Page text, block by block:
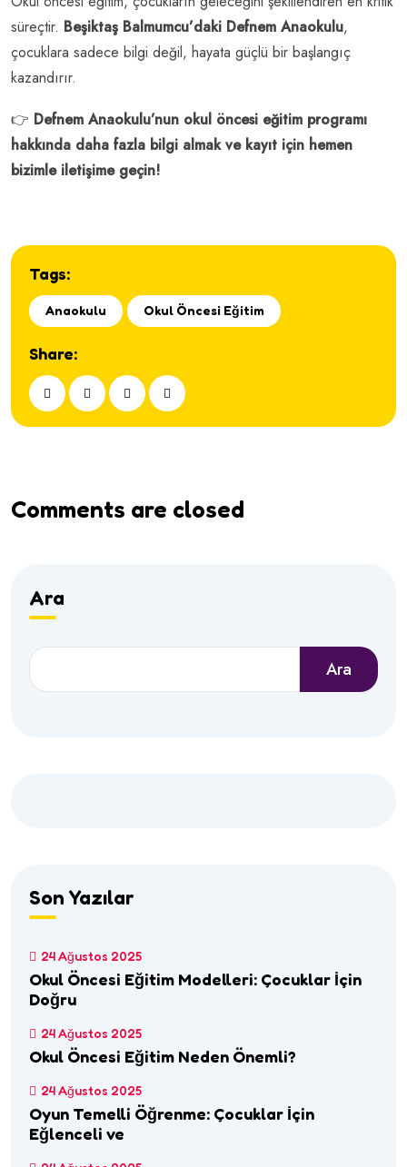
süreçtir. Beşiktaş Balmumcu’daki Defnem Anaokulu,
çocuklara sadece bilgi değil, hayata güçlü bir başlangıç
kazandırır.
👉 Defnem Anaokulu’nun okul öncesi eğitim programı
hakkında daha fazla bilgi almak ve kayıt için hemen
bizimle iletişime geçin!
Tags:
Anaokulu Okul Öncesi Eğitim
Share:
Comments are closed
Ara
Ara
Son Yazılar
24 Ağustos 2025
Okul Öncesi Eğitim Modelleri: Çocuklar İçin
Doğru
24 Ağustos 2025
Okul Öncesi Eğitim Neden Önemli?
24 Ağustos 2025
Oyun Temelli Öğrenme: Çocuklar İçin
Eğlenceli ve